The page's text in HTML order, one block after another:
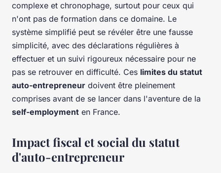
complexe et chronophage, surtout pour ceux qui
n'ont pas de formation dans ce domaine. Le
système simplifié peut se révéler être une fausse
simplicité, avec des déclarations régulières à
effectuer et un suivi rigoureux nécessaire pour ne
pas se retrouver en difficulté. Ces limites du statut
auto-entrepreneur doivent être pleinement
comprises avant de se lancer dans l'aventure de la
self-employment en France.
Impact fiscal et social du statut
d'auto-entrepreneur